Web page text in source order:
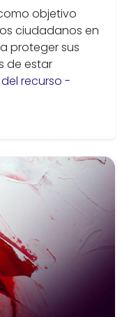
objetivo
ciudadanos en
proteger sus
de estar
recurso -